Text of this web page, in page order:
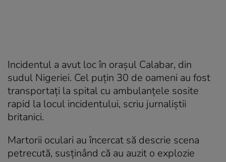
Incidentul a avut loc în oraşul Calabar, din
sudul Nigeriei. Cel puţin 30 de oameni au fost
transportaţi la spital cu ambulanţele sosite
rapid la locul incidentului, scriu jurnaliştii
britanici.
Martorii oculari au încercat să descrie scena
petrecută, susţinând că au auzit o explozie